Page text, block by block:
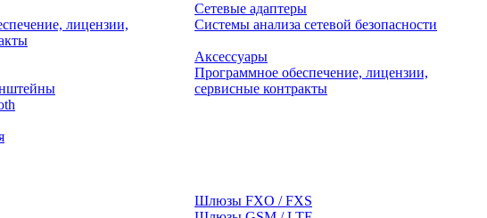
лицензии,
Сетевые адаптеры
Системы анализа сетевой безопасности
Аксессуары
Программное обеспечение, лицензии,
сервисные контракты
Шлюзы FXO / FXS